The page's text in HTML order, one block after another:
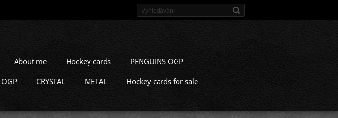
About me Hockey cards PENGUINS OGP
OGP CRYSTAL METAL Hockey cards for sale